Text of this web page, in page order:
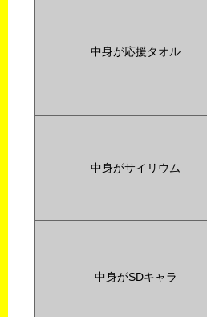
中身が応援タオル
中身がサイリウム
中身がSDキャラ